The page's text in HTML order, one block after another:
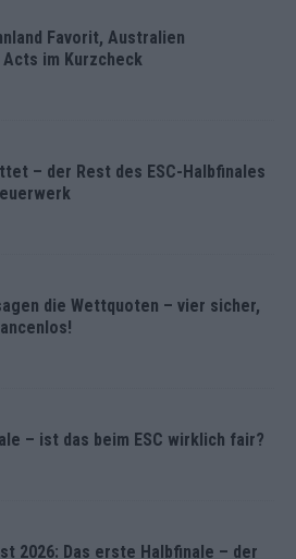
Favorit, Australien
im Kurzcheck
– der Rest des ESC-Halbfinales
die Wettquoten – vier sicher,
– ist das beim ESC wirklich fair?
2026: Das erste Halbfinale – der